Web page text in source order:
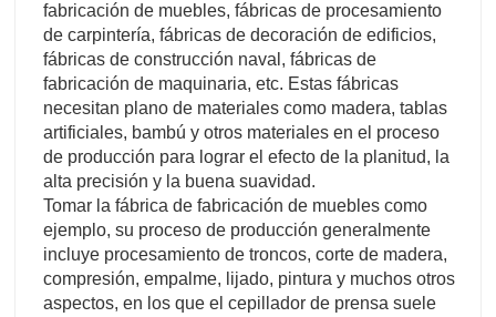
fabricación de muebles, fábricas de procesamiento
de carpintería, fábricas de decoración de edificios,
fábricas de construcción naval, fábricas de
fabricación de maquinaria, etc. Estas fábricas
necesitan plano de materiales como madera, tablas
artificiales, bambú y otros materiales en el proceso
de producción para lograr el efecto de la planitud, la
alta precisión y la buena suavidad.
Tomar la fábrica de fabricación de muebles como
ejemplo, su proceso de producción generalmente
incluye procesamiento de troncos, corte de madera,
compresión, empalme, lijado, pintura y muchos otros
aspectos, en los que el cepillador de prensa suele